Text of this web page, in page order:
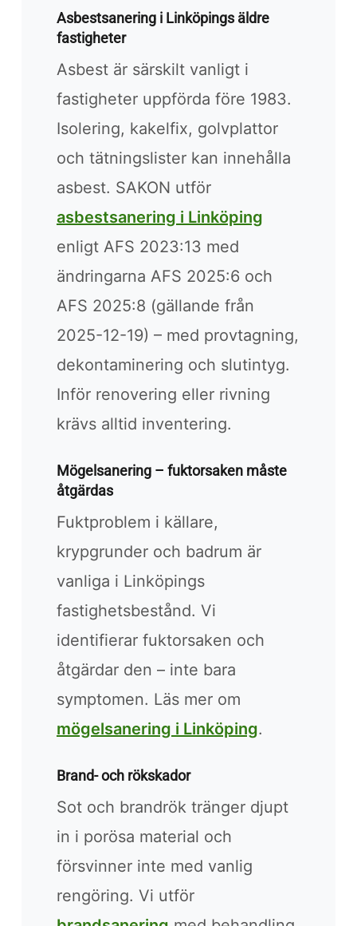
Asbestsanering i Linköpings äldre
fastigheter
Asbest är särskilt vanligt i
fastigheter uppförda före 1983.
Isolering, kakelfix, golvplattor
och tätningslister kan innehålla
asbest. SAKON utför
asbestsanering i Linköping
enligt AFS 2023:13 med
ändringarna AFS 2025:6 och
AFS 2025:8 (gällande från
2025-12-19) – med provtagning,
dekontaminering och slutintyg.
Inför renovering eller rivning
krävs alltid inventering.
Mögelsanering – fuktorsaken måste
åtgärdas
Fuktproblem i källare,
krypgrunder och badrum är
vanliga i Linköpings
fastighetsbestånd. Vi
identifierar fuktorsaken och
åtgärdar den – inte bara
symptomen. Läs mer om
mögelsanering i Linköping.
Brand- och rökskador
Sot och brandrök tränger djupt
in i porösa material och
försvinner inte med vanlig
rengöring. Vi utför